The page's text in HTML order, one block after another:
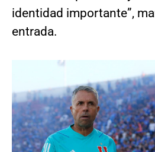
identidad importante”,
entrada.